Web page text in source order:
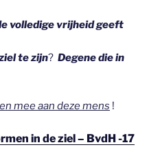
volledige vrijheid geeft
te zijn? Degene die in
mee aan deze mens !
in de ziel – BvdH -17